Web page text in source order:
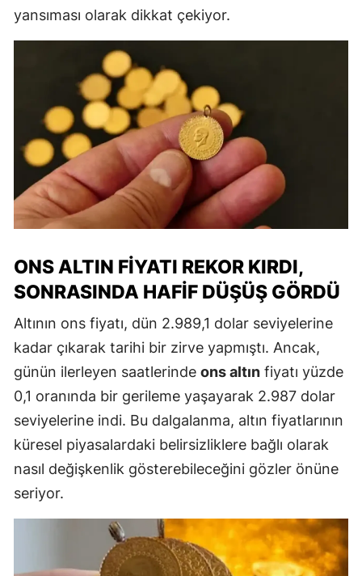
yansıması olarak dikkat çekiyor.
ONS ALTIN FIYATI REKOR KIRDI,
SONRASINDA HAFIF DÜŞÜŞ GÖRDÜ
Altının ons fiyatı, dün 2.989,1 dolar seviyelerine
kadar çıkarak tarihi bir zirve yapmıştı. Ancak,
günün ilerleyen saatlerinde ons altın fiyatı yüzde
0,1 oranında bir gerileme yaşayarak 2.987 dolar
seviyelerine indi. Bu dalgalanma, altın fiyatlarının
küresel piyasalardaki belirsizliklere bağlı olarak
nasıl değişkenlik gösterebileceğini gözler önüne
seriyor.